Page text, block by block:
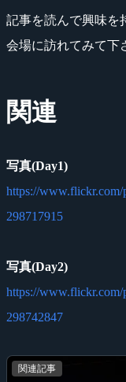
記事を読んで興味を
会場に訪れてみて下
関連
写真(Day1)
https://www.flickr.com/
298717915
写真(Day2)
https://www.flickr.com/
298742847
関連記事